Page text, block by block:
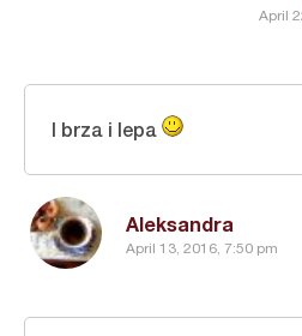
April
Aleksandra
April 13, 2016, 7:50 pm
I brza i lepa